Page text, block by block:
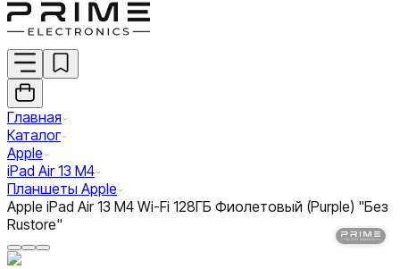
Главная
Каталог
Apple
iPad Air 13 M4
Планшеты Apple
Apple iPad Air 13 M4 Wi-Fi 128ГБ Фиолетовый (Purple) "Без
Rustore"